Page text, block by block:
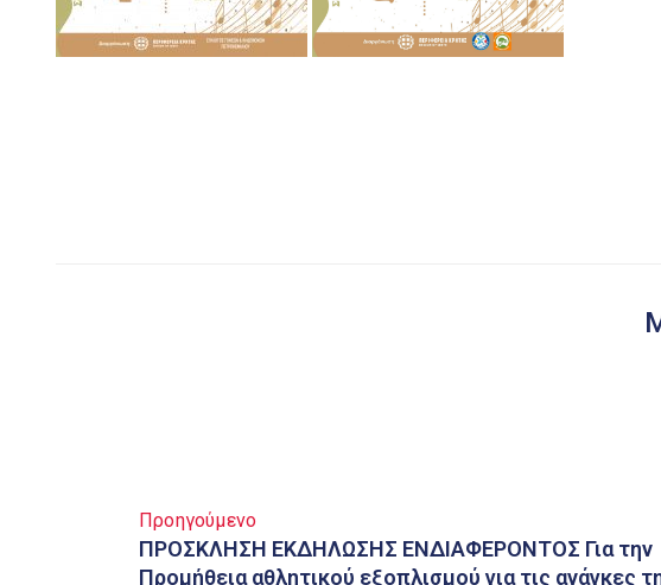
Προηγούμενο
ΠΡΟΣΚΛΗΣΗ ΕΚΔΗΛΩΣΗΣ ΕΝΔΙΑΦΕΡΟΝΤΟΣ Για την
Προμήθεια αθλητικού εξοπλισμού για τις ανάγκες